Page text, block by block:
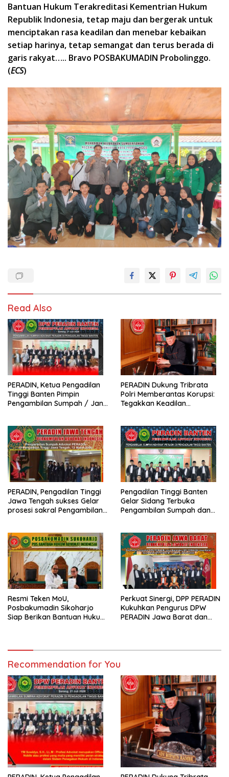
Bantuan Hukum Terakreditasi Kementrian Hukum
Republik Indonesia, tetap maju dan bergerak untuk
menciptakan rasa keadilan dan menebar kebaikan
setiap harinya, tetap semangat dan terus berada di
garis rakyat….. Bravo POSBAKUMADIN Probolinggo.
(ECS)
Read Also
PERADIN, Ketua Pengadilan
Tinggi Banten Pimpin
Pengambilan Sumpah / Janji
PERADIN Dukung Tribrata
Polri Memberantas Korupsi:
Tegakkan Keadilan
PERADIN, Pengadilan Tinggi
Jawa Tengah sukses Gelar
prosesi sakral Pengambilan
Pengadilan Tinggi Banten
Gelar Sidang Terbuka
Pengambilan Sumpah dan
Resmi Teken MoU,
Posbakumadin Sikoharjo
Siap Berikan Bantuan Hukum
Perkuat Sinergi, DPP PERADIN
Kukuhkan Pengurus DPW
PERADIN Jawa Barat dan
Recommendation for You